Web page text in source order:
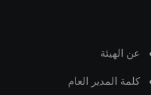
عن الهيئة
كلمة المدير العام